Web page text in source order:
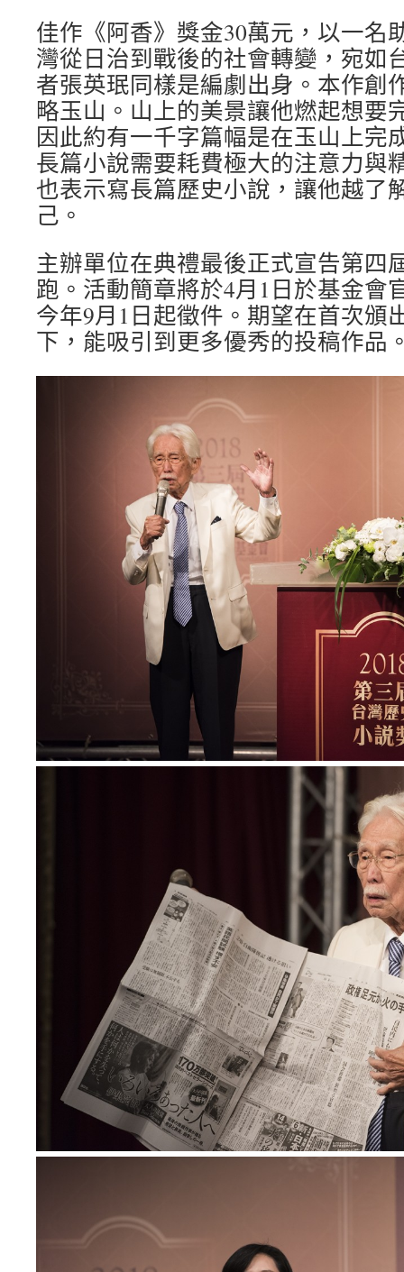
佳作《阿香》獎金30萬元，以一名
灣從日治到戰後的社會轉變，宛如
者張英珉同樣是編劇出身。本作創
略玉山。山上的美景讓他燃起想要
因此約有一千字篇幅是在玉山上完
長篇小說需要耗費極大的注意力與
也表示寫長篇歷史小說，讓他越了
己。
主辦單位在典禮最後正式宣告第四
跑。活動簡章將於4月1日於基金會
今年9月1日起徵件。期望在首次頒
下，能吸引到更多優秀的投稿作品